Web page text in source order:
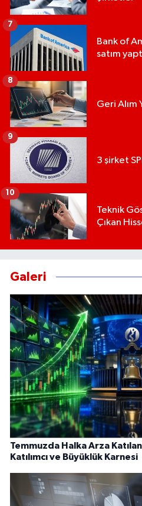
Bank of
satım
7
Geri Alım
8
3 şirket
9
Teknik
Çıkan
10
Galeri
Temmuzda Halka Arza
Katılımcı ve Büyüklük Karnesi